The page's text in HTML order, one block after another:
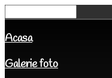
Acasa
Galerie foto